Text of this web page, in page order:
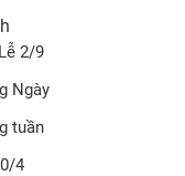
2/9
Ngày
tuần
4